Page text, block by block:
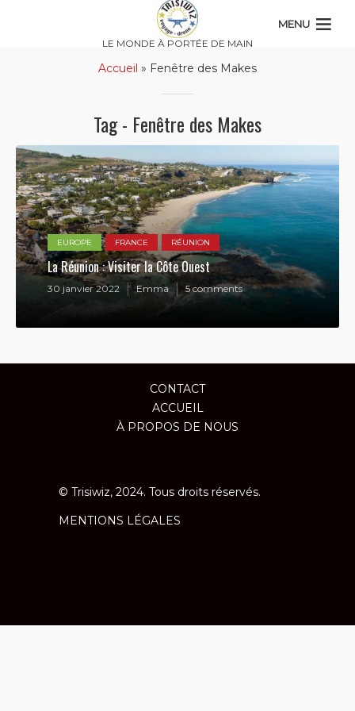
LE MONDE À PORTÉE DE MAIN
MENU
Accueil » Fenêtre des Makes
Tag - Fenêtre des Makes
EUROPE FRANCE RÉUNION
La Réunion : Visiter la Côte Ouest
30 janvier 2022 Emma 5 comments
CONTACT
ACCUEIL
À PROPOS DE NOUS
© Trisiwiz, 2024. Tous droits réservés.
MENTIONS LÉGALES